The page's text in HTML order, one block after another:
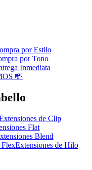
por Estilo
por Tono
Inmediata
💸
de Clip
Flat
Blend
Extensiones de Hilo